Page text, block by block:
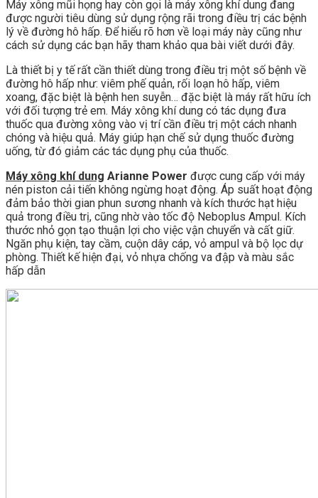
Máy xông mũi họng hay còn gọi là máy xông khí dung đang
được người tiêu dùng sử dụng rộng rãi trong điều trị các bệnh
lý về đường hô hấp. Để hiểu rõ hơn về loại máy này cũng như
cách sử dụng các bạn hãy tham khảo qua bài viết dưới đây.
Là thiết bị y tế rất cần thiết dùng trong điều trị một số bệnh về
đường hô hấp như: viêm phế quản, rối loạn hô hấp, viêm
xoang, đặc biệt là bệnh hen suyễn… đặc biệt là máy rất hữu ích
với đối tượng trẻ em. Máy xông khí dung có tác dụng đưa
thuốc qua đường xông vào vị trí cần điều trị một cách nhanh
chóng và hiệu quả. Máy giúp hạn chế sử dụng thuốc đường
uống, từ đó giảm các tác dụng phụ của thuốc.
Máy xông khí dung Arianne Power được cung cấp với máy
nén piston cải tiến không ngừng hoạt động. Áp suất hoạt động
đảm bảo thời gian phun sương nhanh và kích thước hạt hiệu
quả trong điều trị, cũng nhờ vào tốc độ Neboplus Ampul. Kích
thước nhỏ gọn tạo thuận lợi cho việc vận chuyển và cất giữ.
Ngăn phụ kiện, tay cầm, cuộn dây cáp, vỏ ampul và bộ lọc dự
phòng. Thiết kế hiện đại, vỏ nhựa chống va đập và màu sắc
hấp dẫn